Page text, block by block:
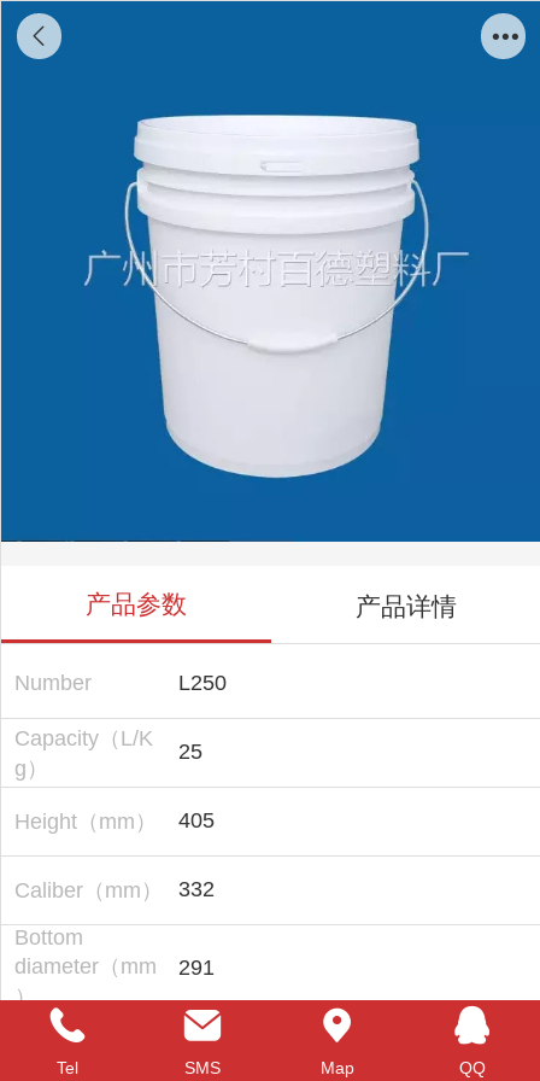
产品参数 产品详情
Number L250
Capacity（L/K
g）
25
Height（mm） 405
Caliber（mm）
332
Bottom
diameter（mm
）
291
Product
Guangzhou Baide Plastic Processing
Factory specializing in the production
of 1L ~ 30L (1kg ~ 30kg) plastic
Tel SMS Map QQ